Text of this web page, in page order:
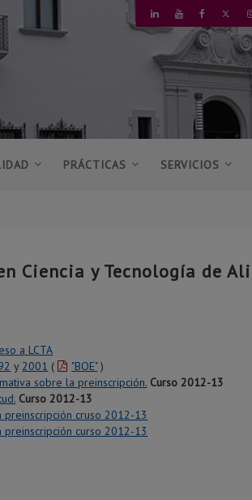
LINKEDINYOUTUBE
PRÁCTICAS SERVICIOS
Ciencia y Tecnología de
a LCTA
y2001 ( "BOE")
sobre la preinscripción. Curso 2012-13
Curso 2012-13
preinscripción cruso 2012-13
preinscripción curso 2012-13